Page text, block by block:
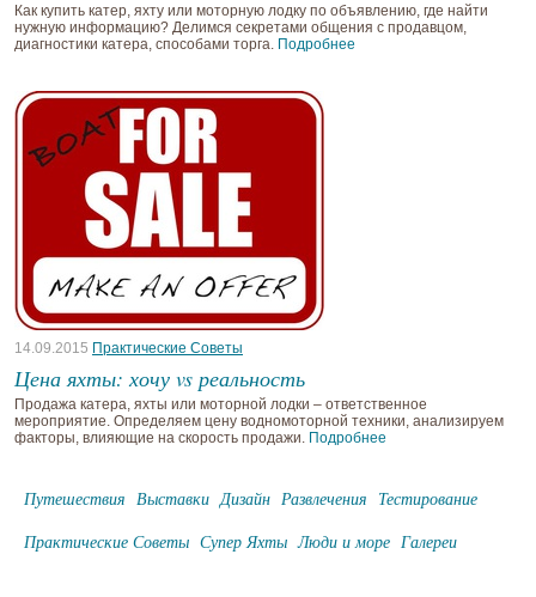
Как купить катер, яхту или моторную лодку по объявлению, где найти
нужную информацию? Делимся секретами общения с продавцом,
диагностики катера, способами торга. Подробнее
14.09.2015 Практические Советы
Цена яхты: хочу vs реальность
Продажа катера, яхты или моторной лодки – ответственное
мероприятие. Определяем цену водномоторной техники, анализируем
факторы, влияющие на скорость продажи. Подробнее
Путешествия Выставки Дизайн Развлечения Тестирование
Практические Советы Супер Яхты Люди и море Галереи